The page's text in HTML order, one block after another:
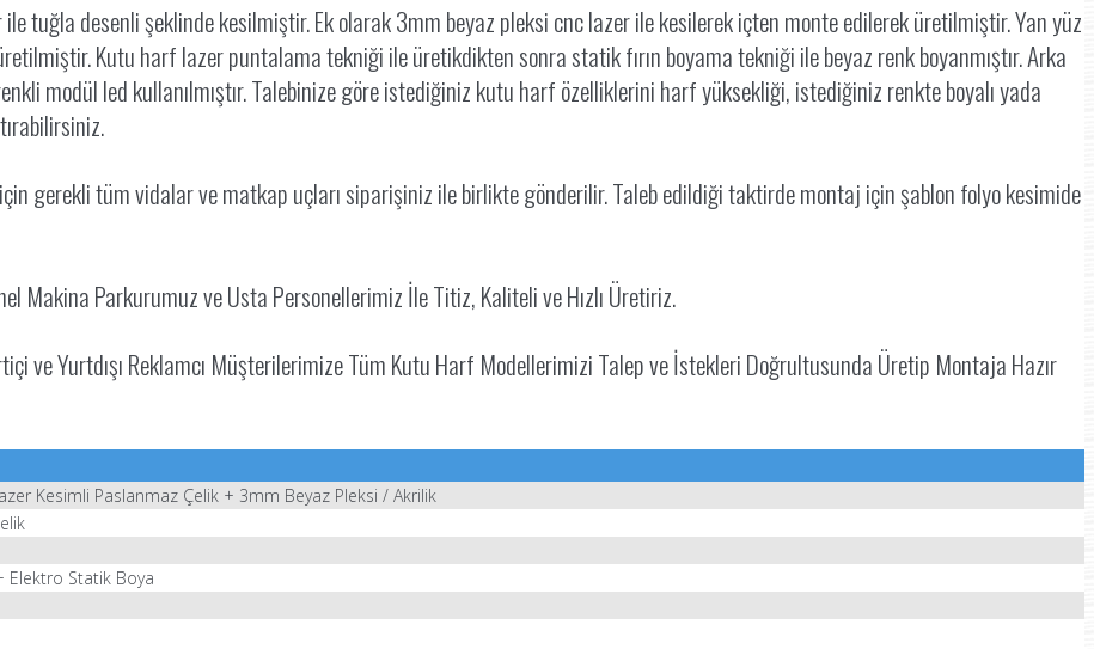
tuğla desenli şeklinde kesilmiştir. Ek olarak 3mm beyaz pleksi cnc lazer ile kesilerek içten monte edilerek üretilmiştir. Yan yüz
Kutu harf lazer puntalama tekniği ile üretikdikten sonra statik fırın boyama tekniği ile beyaz renk boyanmıştır. Arka
modül led kullanılmıştır. Talebinize göre istediğiniz kutu harf özelliklerini harf yüksekliği, istediğiniz renkte boyalı yada
gerekli tüm vidalar ve matkap uçları siparişiniz ile birlikte gönderilir. Taleb edildiği taktirde montaj için şablon folyo kesimide
Makina Parkurumuz ve Usta Personellerimiz İleTitiz, Kaliteli ve Hızlı Üretiriz.
ve Yurtdışı Reklamcı Müşterilerimize Tüm Kutu Harf Modellerimizi Talep ve İstekleri Doğrultusunda Üretip Montaja Hazır
Kesimli Paslanmaz Çelik + 3mm Beyaz Pleksi / Akrilik
Elektro Statik Boya